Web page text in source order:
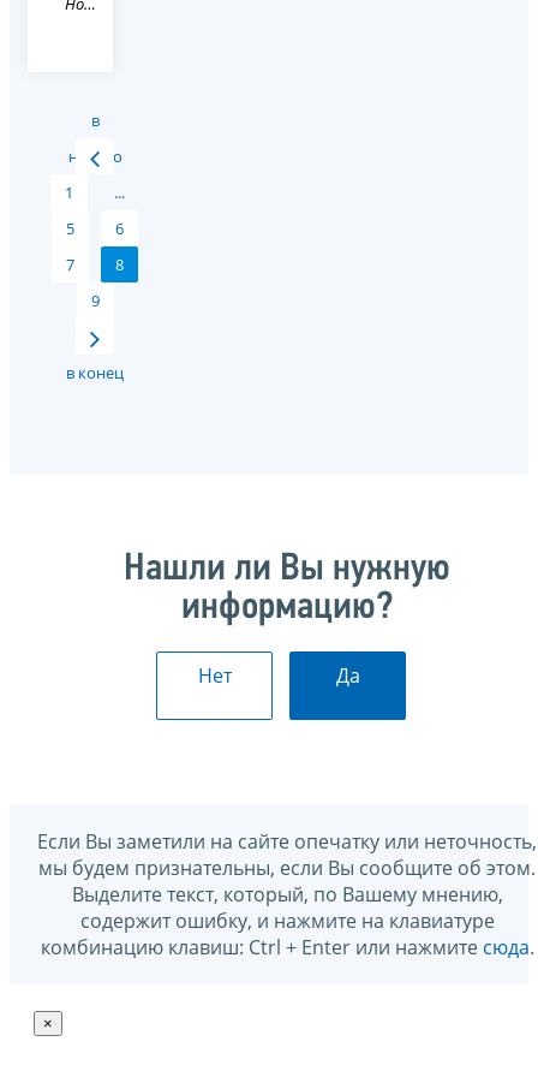
в
начало
1
...
5
6
7
8
9
в конец
Нашли ли Вы нужную
информацию?
Нет Да
Если Вы заметили на сайте опечатку или неточность,
мы будем признательны, если Вы сообщите об этом.
Выделите текст, который, по Вашему мнению,
содержит ошибку, и нажмите на клавиатуре
комбинацию клавиш: Ctrl + Enter или нажмите сюда.
×